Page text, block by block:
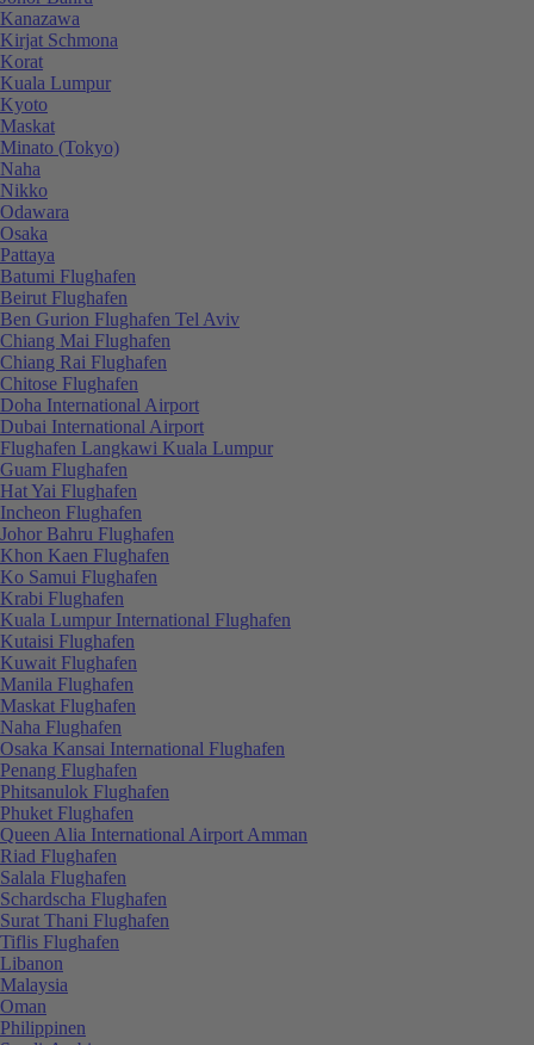
Kanazawa
Kirjat Schmona
Korat
Kuala Lumpur
Kyoto
Maskat
Minato (Tokyo)
Naha
Nikko
Odawara
Osaka
Pattaya
Batumi Flughafen
Beirut Flughafen
Ben Gurion Flughafen Tel Aviv
Chiang Mai Flughafen
Chiang Rai Flughafen
Chitose Flughafen
Doha International Airport
Dubai International Airport
Flughafen Langkawi Kuala Lumpur
Guam Flughafen
Hat Yai Flughafen
Incheon Flughafen
Johor Bahru Flughafen
Khon Kaen Flughafen
Ko Samui Flughafen
Krabi Flughafen
Kuala Lumpur International Flughafen
Kutaisi Flughafen
Kuwait Flughafen
Manila Flughafen
Maskat Flughafen
Naha Flughafen
Osaka Kansai International Flughafen
Penang Flughafen
Phitsanulok Flughafen
Phuket Flughafen
Queen Alia International Airport Amman
Riad Flughafen
Salala Flughafen
Schardscha Flughafen
Surat Thani Flughafen
Tiflis Flughafen
Libanon
Malaysia
Oman
Philippinen